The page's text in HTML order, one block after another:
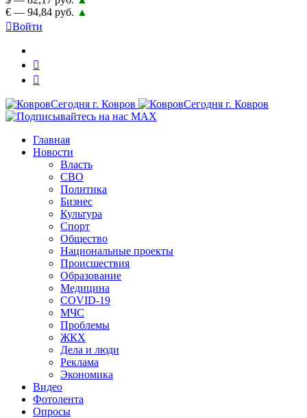
€ — 94,84 руб. ▲
Войти
Главная
Новости
Власть
СВО
Политика
Бизнес
Культура
Спорт
Общество
Национальные проекты
Происшествия
Образование
Медицина
COVID-19
МЧС
Проблемы
ЖКХ
Дела и люди
Реклама
Экономика
Видео
Фотолента
Опросы